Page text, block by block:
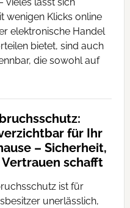
wenigen Klicks online
elektronische Handel
bietet, sind auch
die sowohl auf
für Ihr
– Sicherheit,
schafft
ist für
unerlässlich,